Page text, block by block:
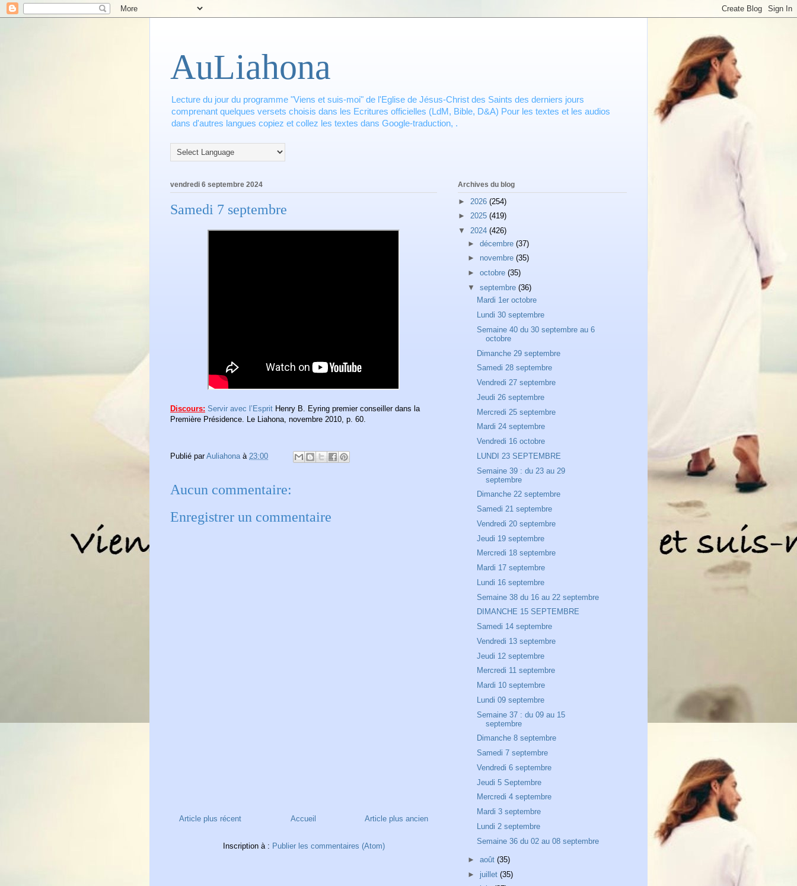
AuLiahona
Lecture du jour du programme "Viens et suis-moi" de l'Eglise de Jésus-Christ des Saints des derniers jours
comprenant quelques versets choisis dans les Ecritures officielles (LdM, Bible, D&A) Pour les textes et les audios
dans d'autres langues copiez et collez les textes dans Google-traduction, .
vendredi 6 septembre 2024
Samedi 7 septembre
Discours: Servir avec l’Esprit Henry B. Eyring premier conseiller dans la
Première Présidence. Le Liahona, novembre 2010, p. 60.
Publié parAuliahona à 23:00
Aucun commentaire:
Enregistrer un commentaire
Article plus récent Article plus ancien
Accueil
Inscription à : Publier les commentaires (Atom)
Archives du blog
► 2026 (254)
► 2025 (419)
▼ 2024 (426)
► décembre (37)
► novembre (35)
► octobre (35)
▼ septembre (36)
Mardi 1er octobre
Lundi 30 septembre
Semaine 40 du 30 septembre au 6
octobre
Dimanche 29 septembre
Samedi 28 septembre
Vendredi 27 septembre
Jeudi 26 septembre
Mercredi 25 septembre
Mardi 24 septembre
Vendredi 16 octobre
LUNDI 23 SEPTEMBRE
Semaine 39 : du 23 au 29
septembre
Dimanche 22 septembre
Samedi 21 septembre
Vendredi 20 septembre
Jeudi 19 septembre
Mercredi 18 septembre
Mardi 17 septembre
Lundi 16 septembre
Semaine 38 du 16 au 22 septembre
DIMANCHE 15 SEPTEMBRE
Samedi 14 septembre
Vendredi 13 septembre
Jeudi 12 septembre
Mercredi 11 septembre
Mardi 10 septembre
Lundi 09 septembre
Semaine 37 : du 09 au 15
septembre
Dimanche 8 septembre
Samedi 7 septembre
Vendredi 6 septembre
Jeudi 5 Septembre
Mercredi 4 septembre
Mardi 3 septembre
Lundi 2 septembre
Semaine 36 du 02 au 08 septembre
► août (35)
► juillet (35)